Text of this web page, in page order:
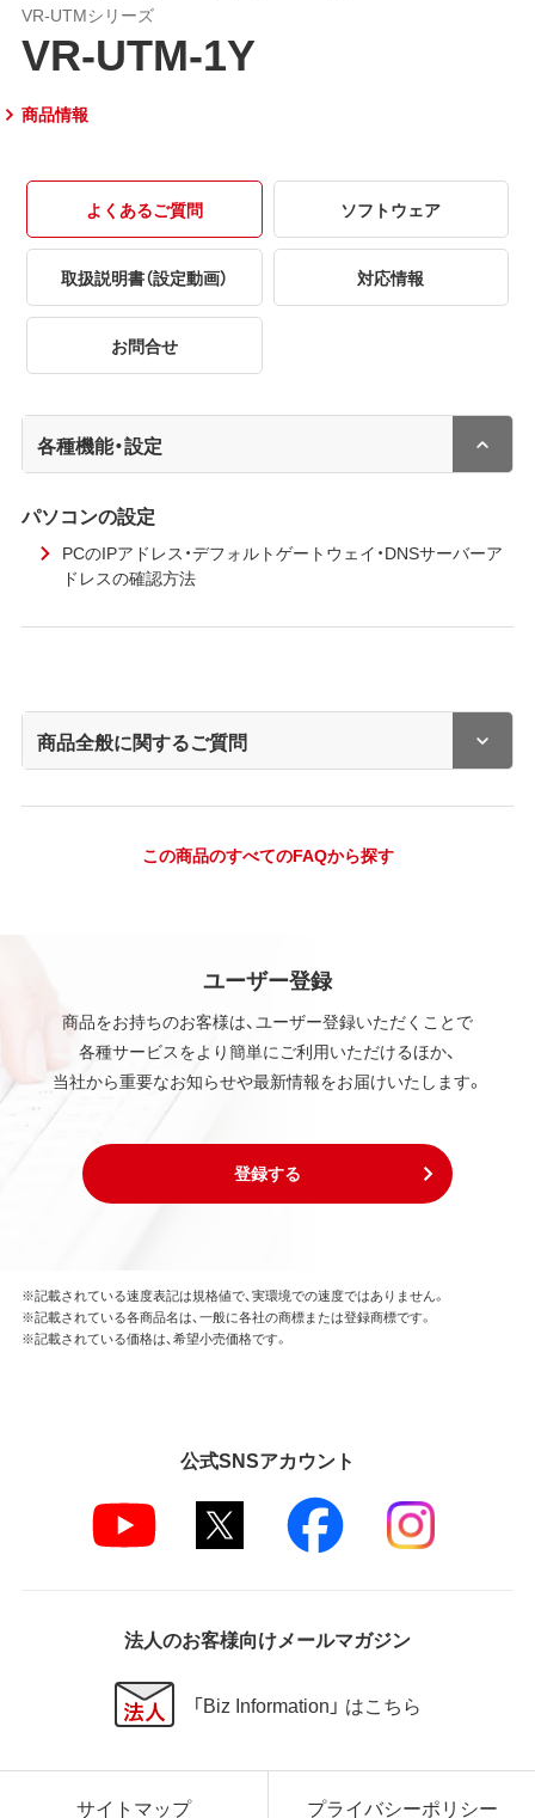
VR-UTMシリーズ
VR-UTM-1Y
商品情報
よくあるご質問 ソフトウェア
取扱説明書（設定動画） 対応情報
お問合せ
各種機能・設定
パソコンの設定
PCのIPアドレス・デフォルトゲートウェイ・DNSサーバーア
ドレスの確認方法
商品全般に関するご質問
この商品のすべてのFAQから探す
ユーザー登録
商品をお持ちのお客様は、ユーザー登録いただくことで
各種サービスをより簡単にご利用いただけるほか、
当社から重要なお知らせや最新情報をお届けいたします。
登録する
※記載されている速度表記は規格値で、実環境での速度ではありません。
※記載されている各商品名は、一般に各社の商標または登録商標です。
※記載されている価格は、希望小売価格です。
公式SNSアカウント
法人のお客様向けメールマガジン
「Biz Information」 はこちら
サイトマップ プライバシーポリシー